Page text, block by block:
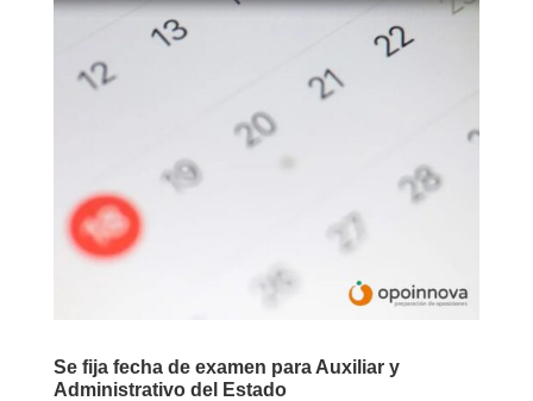
Se fija fecha de examen para Auxiliar y
Administrativo del Estado